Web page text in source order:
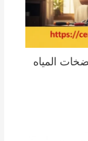
© فني مضخات المياه